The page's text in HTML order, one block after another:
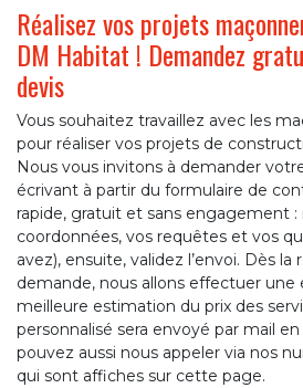
Réalisez vos projets
DM Habitat ! Demandez
devis
Vous souhaitez travaillez avec les
pour réaliser vos projets de
Nous vous invitons à demander
écrivant à partir du formulaire de
rapide, gratuit et sans engagement
coordonnées, vos requêtes et vos
avez), ensuite, validez l’envoi. Dès
demande, nous allons effectuer une
meilleure estimation du prix des
personnalisé sera envoyé par mail
pouvez aussi nous appeler via nos
qui sont affiches sur cette page.